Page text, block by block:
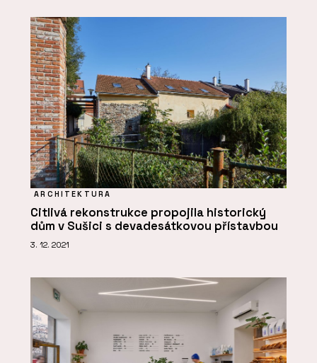
ARCHITEKTURA
Citlivá rekonstrukce propojila historický
dům v Sušici s devadesátkovou přístavbou
3. 12. 2021